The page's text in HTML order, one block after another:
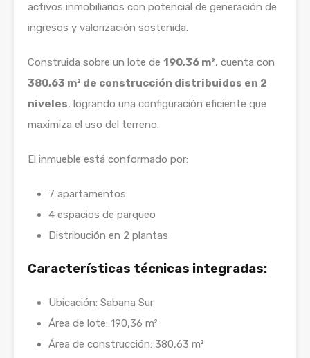
activos inmobiliarios con potencial de generación de
ingresos y valorización sostenida.
Construida sobre un lote de 190,36 m², cuenta con
380,63 m² de construcción distribuidos en 2
niveles, logrando una configuración eficiente que
maximiza el uso del terreno.
El inmueble está conformado por:
7 apartamentos
4 espacios de parqueo
Distribución en 2 plantas
Características técnicas integradas:
Ubicación: Sabana Sur
Área de lote: 190,36 m²
Área de construcción: 380,63 m²